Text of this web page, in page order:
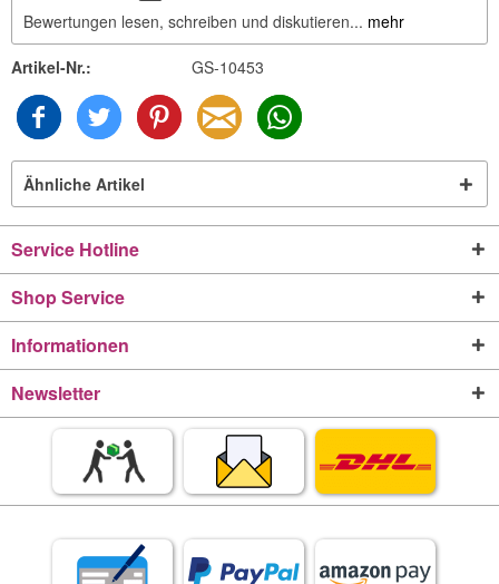
Bewertungen lesen, schreiben und diskutieren... mehr
Artikel-Nr.: GS-10453
Ähnliche Artikel
Service Hotline
Shop Service
Informationen
Newsletter